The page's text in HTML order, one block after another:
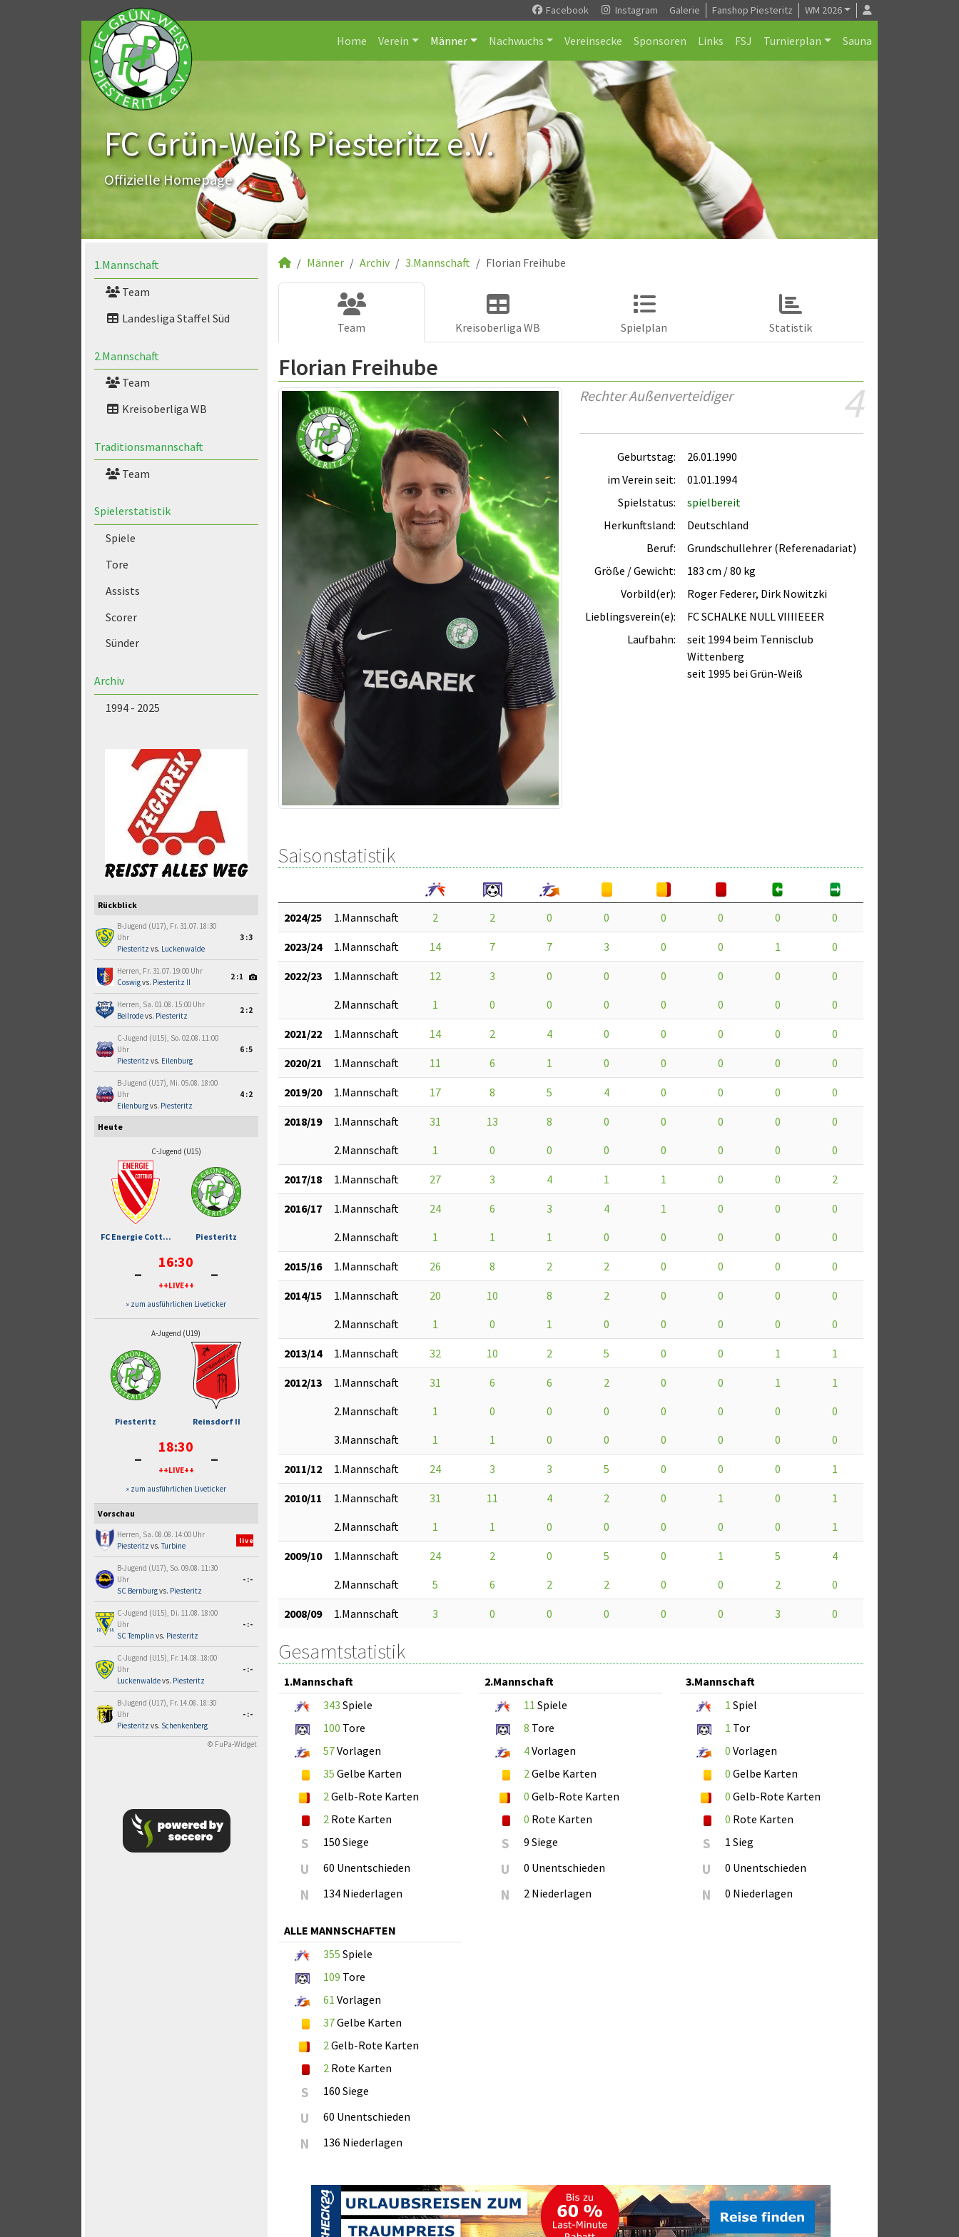
Facebook Instagram Galerie Fanshop Piesteritz WM 2026
Home Verein Männer Nachwuchs Vereinsecke Sponsoren Links FSJ Turnierplan Sauna
FC Grün-Weiß Piesteritz e.V.
Offizielle Homepage
1.Mannschaft
Team
Landesliga Staffel Süd
2.Mannschaft
Team
Kreisoberliga WB
Traditionsmannschaft
Team
Spielerstatistik
Spiele
Tore
Assists
Scorer
Sünder
Archiv
1994 - 2025
Rückblick
B-Jugend (U17), Fr. 31.07. 18:30
Uhr
Piesteritz vs. Luckenwalde
3:3
Herren, Fr. 31.07. 19:00 Uhr
Coswigvs. Piesteritz II
2:1
Herren, Sa. 01.08. 15:00 Uhr
Beilrodevs. Piesteritz
2:2
C-Jugend (U15), So. 02.08. 11:00
Uhr
Piesteritz vs. Eilenburg
6:5
B-Jugend (U17), Mi. 05.08. 18:00
Uhr
Eilenburgvs. Piesteritz
4:2
Heute
C-Jugend (U15)
FC Energie Cott... Piesteritz
- 16:30
++LIVE++ -
» zum ausführlichen Liveticker
A-Jugend (U19)
Piesteritz Reinsdorf II
- 18:30
++LIVE++ -
» zum ausführlichen Liveticker
Vorschau
Herren, Sa. 08.08. 14:00 Uhr
Piesteritz vs.Turbine
live
B-Jugend (U17), So. 09.08. 11:30
Uhr
SC Bernburgvs. Piesteritz
-:-
C-Jugend (U15), Di. 11.08. 18:00
Uhr
SC Templin vs. Piesteritz
-:-
C-Jugend (U15), Fr. 14.08. 18:00
Uhr
Luckenwaldevs. Piesteritz
-:-
B-Jugend (U17), Fr. 14.08. 18:30
Uhr
Piesteritz vs. Schenkenberg
-:-
© FuPa-Widget
Männer Archiv 3.Mannschaft Florian Freihube
Team Kreisoberliga WB Spielplan Statistik
Florian Freihube
4
Rechter Außenverteidiger
Geburtstag:
26.01.1990
im Verein seit:
01.01.1994
Spielstatus:
spielbereit
Herkunftsland:
Deutschland
Beruf:
Grundschullehrer (Referenadariat)
Größe / Gewicht:
183 cm / 80 kg
Vorbild(er):
Roger Federer, Dirk Nowitzki
Lieblingsverein(e):
FC SCHALKE NULL VIIIIEEER
Laufbahn:
seit 1994 beim Tennisclub
Wittenberg
seit 1995 bei Grün-Weiß
Saisonstatistik
2024/25 1.Mannschaft 2 2 0 0 0 0 0 0
2023/24 1.Mannschaft 14 7 7 3 0 0 1 0
2022/23 1.Mannschaft 12 3 0 0 0 0 0
0
2.Mannschaft
1 0 0 0 0 0 0 0
2021/22 1.Mannschaft 14 2 4 0 0 0 0 0
2020/21 1.Mannschaft 11 6 1 0 0 0 0 0
2019/20 1.Mannschaft 17 8 5 4 0 0 0 0
2018/19 1.Mannschaft 31 13 8 0 0 0 0
0
2.Mannschaft
1 0 0 0 0 0 0 0
2017/18 1.Mannschaft 27 3 4 1 1 0 0 2
2016/17 1.Mannschaft 24 6 3 4 1 0 0
0
2.Mannschaft
1 1 1 0 0 0 0 0
2015/16 1.Mannschaft 26 8 2 2 0 0 0 0
2014/15 1.Mannschaft 20 10 8 2 0 0 0
0
2.Mannschaft
1 0 1 0 0 0 0 0
2013/14 1.Mannschaft 32 10 2 5 0 0 1 1
2012/13 1.Mannschaft 31 6 6 2 0 0 1
1
2.Mannschaft
1 0 0 0 0 0 0
0
3.Mannschaft
1 1 0 0 0 0 0 0
2011/12 1.Mannschaft 24 3 3 5 0 0 0 1
2010/11 1.Mannschaft 31 11 4 2 0 1 0
1
2.Mannschaft
1 1 0 0 0 0 0 1
2009/10 1.Mannschaft 24 2 0 5 0 1 5
4
2.Mannschaft
5 6 2 2 0 0 2 0
2008/09 1.Mannschaft 3 0 0 0 0 0 3 0
Gesamtstatistik
1.Mannschaft
343 Spiele
100 Tore
57Vorlagen
35 Gelbe Karten
2Gelb-Rote Karten
2 Rote Karten
S 150 Siege
U 60 Unentschieden
N 134 Niederlagen
2.Mannschaft
11 Spiele
8 Tore
4Vorlagen
2Gelbe Karten
0 Gelb-Rote Karten
0 Rote Karten
S 9 Siege
U 0 Unentschieden
N 2 Niederlagen
3.Mannschaft
1 Spiel
1 Tor
0 Vorlagen
0 Gelbe Karten
0 Gelb-Rote Karten
0 Rote Karten
S 1 Sieg
U 0 Unentschieden
N 0 Niederlagen
ALLE MANNSCHAFTEN
355 Spiele
109 Tore
61 Vorlagen
37Gelbe Karten
2Gelb-Rote Karten
2 Rote Karten
S 160 Siege
U 60 Unentschieden
N 136 Niederlagen